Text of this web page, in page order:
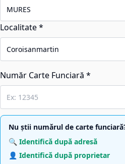
Localitate *
Număr Carte Funciară *
Nu știi numărul de carte
🔍 Identifică după adresă
👤 Identifică după proprietar